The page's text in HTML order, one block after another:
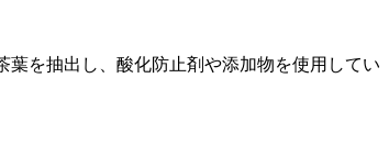
を抽出し、酸化防止剤や添加物を使用してい